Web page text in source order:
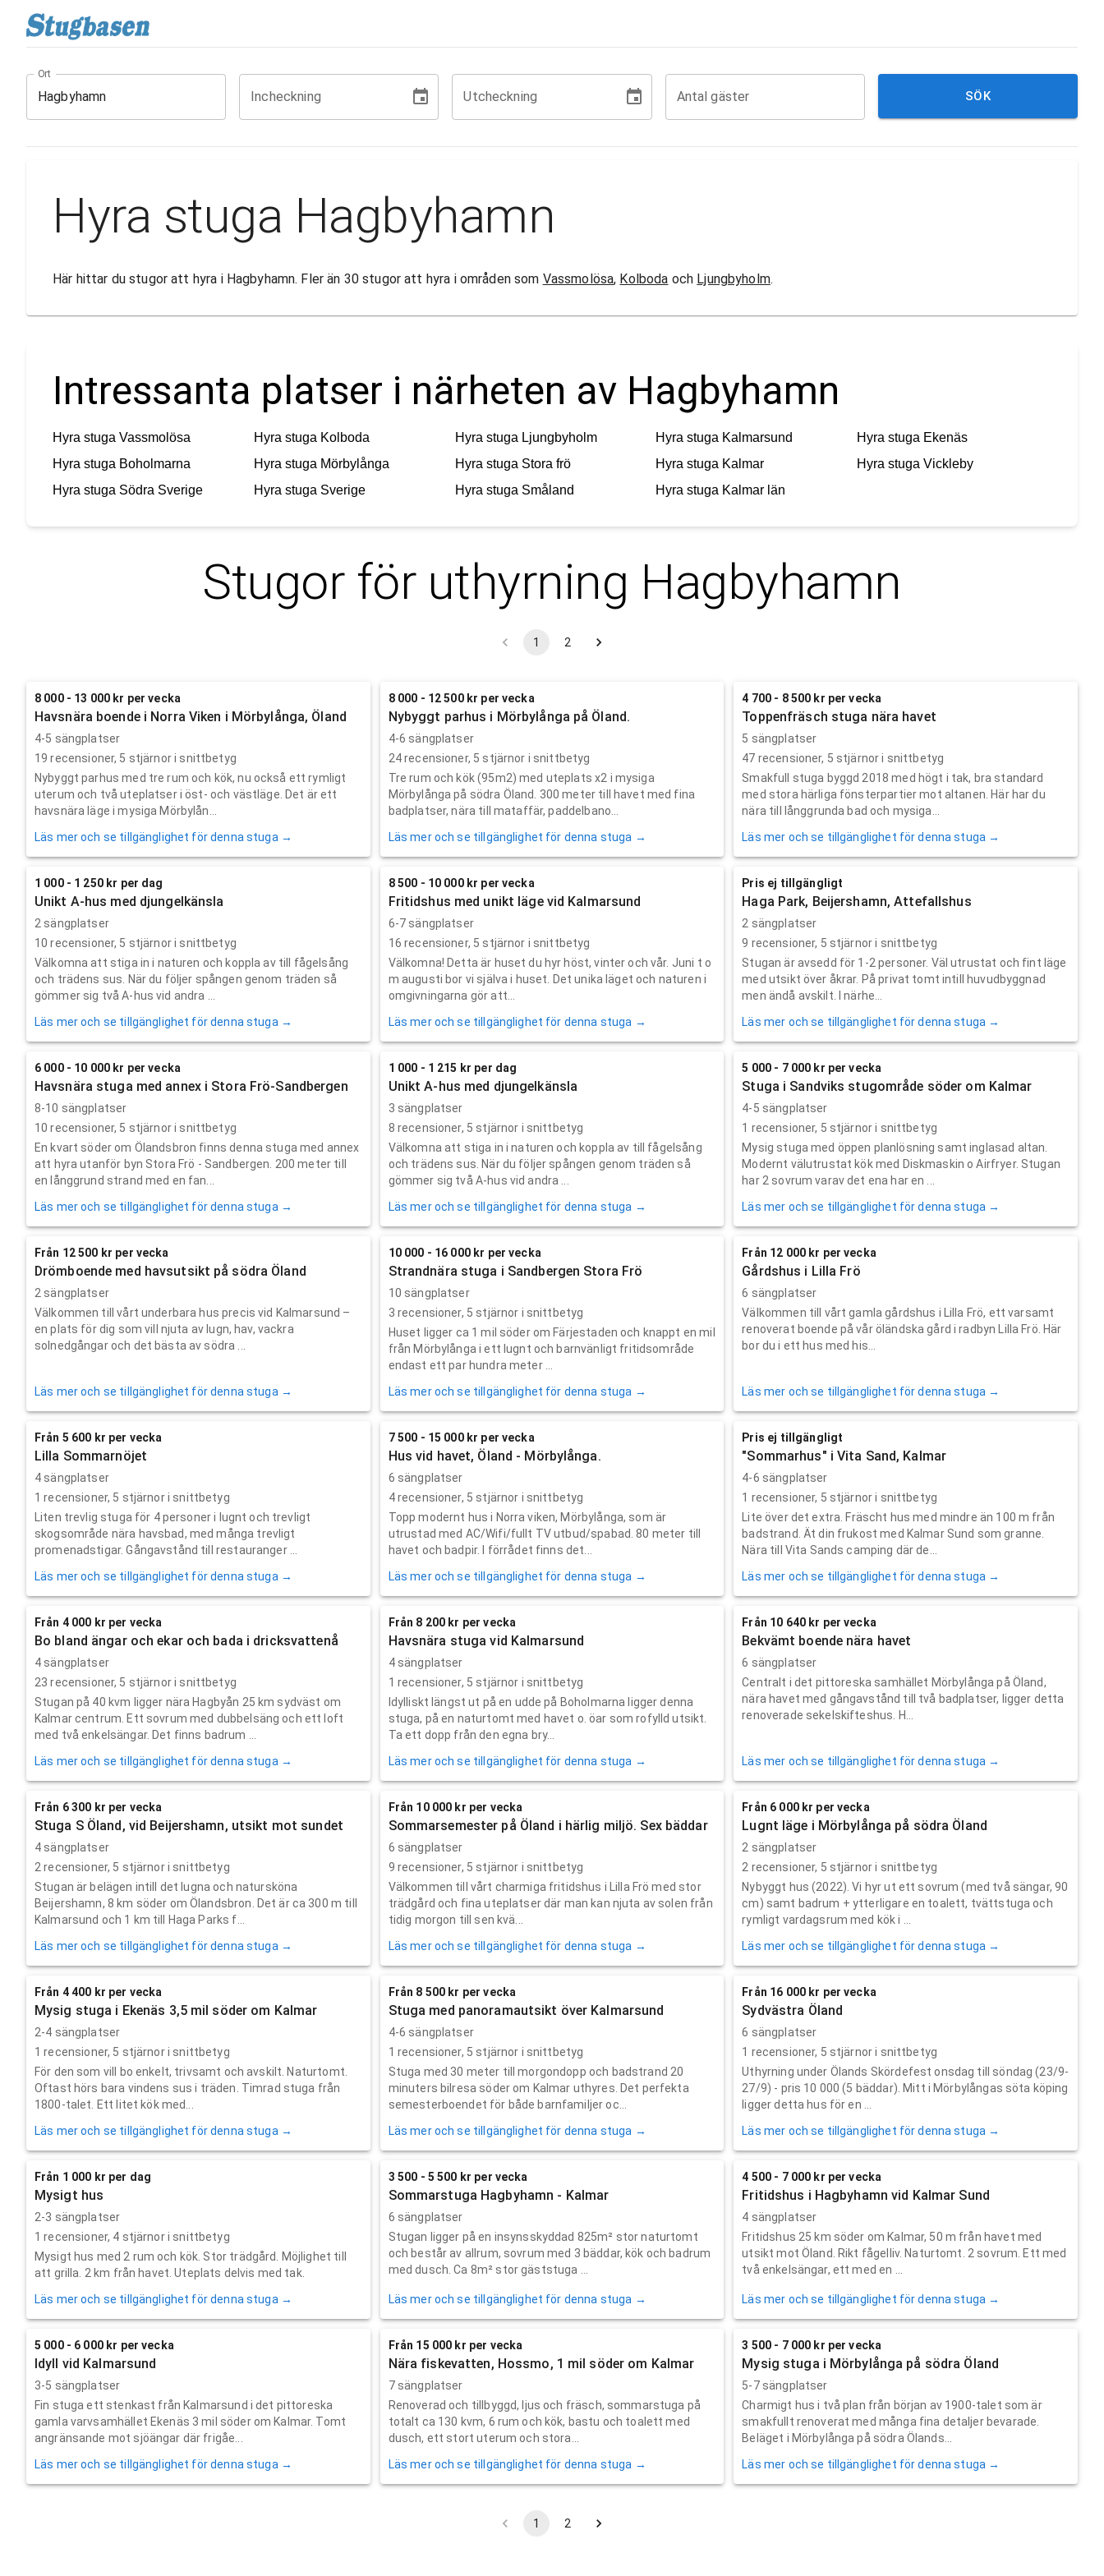
Ort
Incheckning Utcheckning Antal gäster SÖK
Hyra stuga Hagbyhamn
Här hittar du stugor att hyra i Hagbyhamn. Fler än 30 stugor att hyra i områden som Vassmolösa, Kolboda och Ljungbyholm.
Intressanta platser i närheten av Hagbyhamn
Hyra stuga Vassmolösa Hyra stuga Kolboda Hyra stuga Ljungbyholm Hyra stuga Kalmarsund Hyra stuga Ekenäs
Hyra stuga Boholmarna Hyra stuga Mörbylånga Hyra stuga Stora frö Hyra stuga Kalmar Hyra stuga Vickleby
Hyra stuga Södra Sverige Hyra stuga Sverige Hyra stuga Småland Hyra stuga Kalmar län
Stugor för uthyrning Hagbyhamn
1 2
8 000 - 13 000 kr per vecka
Havsnära boende i Norra Viken i Mörbylånga, Öland
4-5 sängplatser
19 recensioner, 5 stjärnor i snittbetyg
Nybyggt parhus med tre rum och kök, nu också ett rymligt
uterum och två uteplatser i öst- och västläge. Det är ett
havsnära läge i mysiga Mörbylån...
Läs mer och se tillgänglighet för denna stuga →
8 000 - 12 500 kr per vecka
Nybyggt parhus i Mörbylånga på Öland.
4-6 sängplatser
24recensioner, 5 stjärnor i snittbetyg
Tre rum och kök (95m2) med uteplats x2 i mysiga
Mörbylånga på södra Öland. 300 meter till havet med fina
badplatser, nära till mataffär, paddelbano...
Läs mer och se tillgänglighet för denna stuga →
4 700 - 8 500 kr per vecka
Toppenfräsch stuga nära havet
5 sängplatser
47 recensioner, 5 stjärnor i snittbetyg
Smakfull stuga byggd 2018 med högt i tak, bra standard
med stora härliga fönsterpartier mot altanen. Här har du
nära till långgrunda bad och mysiga...
Läs mer och se tillgänglighet för denna stuga →
1 000 - 1 250 kr per dag
Unikt A-hus med djungelkänsla
2 sängplatser
10 recensioner, 5 stjärnor i snittbetyg
Välkomna att stiga in i naturen och koppla av till fågelsång
och trädens sus. När du följer spången genom träden så
gömmer sig två A-hus vid andra ...
Läs mer och se tillgänglighet för denna stuga →
8 500 - 10 000 kr per vecka
Fritidshus med unikt läge vid Kalmarsund
6-7 sängplatser
16 recensioner, 5 stjärnor i snittbetyg
Välkomna! Detta är huset du hyr höst, vinter och vår. Juni t o
m augusti bor vi själva i huset. Det unika läget och naturen i
omgivningarna gör att...
Läs mer och se tillgänglighet för denna stuga →
Pris ej tillgängligt
Haga Park, Beijershamn, Attefallshus
2 sängplatser
9 recensioner, 5 stjärnor i snittbetyg
Stugan är avsedd för 1-2 personer. Väl utrustat och fint läge
med utsikt över åkrar. På privat tomt intill huvudbyggnad
men ändå avskilt. I närhe...
Läs mer och se tillgänglighet för denna stuga →
6 000 - 10 000 kr per vecka
Havsnära stuga med annex i Stora Frö-Sandbergen
8-10 sängplatser
10 recensioner, 5 stjärnor i snittbetyg
En kvart söder om Ölandsbron finns denna stuga med annex
att hyra utanför byn Stora Frö - Sandbergen. 200 meter till
en långgrund strand med en fan...
Läs mer och se tillgänglighet för denna stuga →
1 000 - 1 215 kr per dag
Unikt A-hus med djungelkänsla
3 sängplatser
8 recensioner, 5 stjärnor i snittbetyg
Välkomna att stiga in i naturen och koppla av till fågelsång
och trädens sus. När du följer spången genom träden så
gömmer sig två A-hus vid andra ...
Läs mer och se tillgänglighet för denna stuga →
5 000 - 7 000 kr per vecka
Stuga i Sandviks stugområde söder om Kalmar
4-5 sängplatser
1 recensioner, 5 stjärnor i snittbetyg
Mysig stuga med öppen planlösning samt inglasad altan.
Modernt välutrustat kök med Diskmaskin o Airfryer. Stugan
har 2 sovrum varav det ena har en ...
Läs mer och se tillgänglighet för denna stuga →
Från 12 500 kr per vecka
Drömboende med havsutsikt på södra Öland
2 sängplatser
Välkommen till vårt underbara hus precis vid Kalmarsund –
en plats för dig som vill njuta av lugn, hav, vackra
solnedgångar och det bästa av södra ...
Läs mer och se tillgänglighet för denna stuga →
10 000 - 16 000 kr per vecka
Strandnära stuga i Sandbergen Stora Frö
10 sängplatser
3 recensioner, 5 stjärnor i snittbetyg
Huset ligger ca 1 mil söder om Färjestaden och knappt en mil
från Mörbylånga i ett lugnt och barnvänligt fritidsområde
endast ett par hundra meter ...
Läs mer och se tillgänglighet för denna stuga →
Från 12 000 kr per vecka
Gårdshus i Lilla Frö
6 sängplatser
Välkommen till vårt gamla gårdshus i Lilla Frö, ett varsamt
renoverat boende på vår öländska gård i radbyn Lilla Frö. Här
bor du i ett hus med his...
Läs mer och se tillgänglighet för denna stuga →
Från 5 600 kr per vecka
Lilla Sommarnöjet
4 sängplatser
1 recensioner, 5 stjärnor i snittbetyg
Liten trevlig stuga för 4 personer i lugnt och trevligt
skogsområde nära havsbad, med många trevligt
promenadstigar. Gångavstånd till restauranger ...
Läs mer och se tillgänglighet för denna stuga →
7 500 - 15 000 kr per vecka
Hus vid havet, Öland - Mörbylånga.
6 sängplatser
4recensioner, 5 stjärnor i snittbetyg
Topp modernt hus i Norra viken, Mörbylånga, som är
utrustad med AC/Wifi/fullt TV utbud/spabad. 80 meter till
havet och badpir. I förrådet finns det...
Läs mer och se tillgänglighet för denna stuga →
Pris ej tillgängligt
"Sommarhus" i Vita Sand, Kalmar
4-6 sängplatser
1 recensioner, 5 stjärnor i snittbetyg
Lite över det extra. Fräscht hus med mindre än 100 m från
badstrand. Ät din frukost med Kalmar Sund som granne.
Nära till Vita Sands camping där de...
Läs mer och se tillgänglighet för denna stuga →
Från 4 000 kr per vecka
Bo bland ängar och ekar och bada i dricksvattenå
4 sängplatser
23 recensioner, 5 stjärnor i snittbetyg
Stugan på 40 kvm ligger nära Hagbyån 25 km sydväst om
Kalmar centrum. Ett sovrum med dubbelsäng och ett loft
med två enkelsängar. Det finns badrum ...
Läs mer och se tillgänglighet för denna stuga →
Från 8 200 kr per vecka
Havsnära stuga vid Kalmarsund
4 sängplatser
1 recensioner, 5 stjärnor i snittbetyg
Idylliskt längst ut på en udde på Boholmarna ligger denna
stuga, på en naturtomt med havet o. öar som rofylld utsikt.
Ta ett dopp från den egna bry...
Läs mer och se tillgänglighet för denna stuga →
Från 10 640 kr per vecka
Bekvämt boende nära havet
6 sängplatser
Centralt i det pittoreska samhället Mörbylånga på Öland,
nära havet med gångavstånd till två badplatser, ligger detta
renoverade sekelskifteshus. H...
Läs mer och se tillgänglighet för denna stuga →
Från 6 300 kr per vecka
Stuga S Öland, vid Beijershamn, utsikt mot sundet
4 sängplatser
2 recensioner, 5 stjärnor i snittbetyg
Stugan är belägen intill det lugna och natursköna
Beijershamn, 8 km söder om Ölandsbron. Det är ca 300 m till
Kalmarsund och 1 km till Haga Parks f...
Läs mer och se tillgänglighet för denna stuga →
Från 10 000 kr per vecka
Sommarsemester på Öland i härlig miljö. Sex bäddar
6 sängplatser
9 recensioner, 5 stjärnor i snittbetyg
Välkommen till vårt charmiga fritidshus i Lilla Frö med stor
trädgård och fina uteplatser där man kan njuta av solen från
tidig morgon till sen kvä...
Läs mer och se tillgänglighet för denna stuga →
Från 6 000 kr per vecka
Lugnt läge i Mörbylånga på södra Öland
2 sängplatser
2 recensioner, 5 stjärnor i snittbetyg
Nybyggt hus (2022). Vi hyr ut ett sovrum (med två sängar, 90
cm) samt badrum + ytterligare en toalett, tvättstuga och
rymligt vardagsrum med kök i ...
Läs mer och se tillgänglighet för denna stuga →
Från 4 400 kr per vecka
Mysig stuga i Ekenäs 3,5 mil söder om Kalmar
2-4 sängplatser
1 recensioner, 5 stjärnor i snittbetyg
För den som vill bo enkelt, trivsamt och avskilt. Naturtomt.
Oftast hörs bara vindens sus i träden. Timrad stuga från
1800-talet. Ett litet kök med...
Läs mer och se tillgänglighet för denna stuga →
Från 8 500 kr per vecka
Stuga med panoramautsikt över Kalmarsund
4-6 sängplatser
1 recensioner, 5 stjärnor i snittbetyg
Stuga med 30 meter till morgondopp och badstrand 20
minuters bilresa söder om Kalmar uthyres. Det perfekta
semesterboendet för både barnfamiljer oc...
Läs mer och se tillgänglighet för denna stuga →
Från 16 000 kr per vecka
Sydvästra Öland
6 sängplatser
1 recensioner, 5 stjärnor i snittbetyg
Uthyrning under Ölands Skördefest onsdag till söndag (23/9-
27/9) - pris 10 000 (5 bäddar). Mitt i Mörbylångas söta köping
ligger detta hus för en ...
Läs mer och se tillgänglighet för denna stuga →
Från 1 000 kr per dag
Mysigt hus
2-3 sängplatser
1 recensioner, 4 stjärnor i snittbetyg
Mysigt hus med 2 rum och kök. Stor trädgård. Möjlighet till
att grilla. 2 km från havet. Uteplats delvis med tak.
Läs mer och se tillgänglighet för denna stuga →
3 500 - 5 500 kr per vecka
Sommarstuga Hagbyhamn - Kalmar
6 sängplatser
Stugan ligger på en insynsskyddad 825m² stor naturtomt
och består av allrum, sovrum med 3 bäddar, kök och badrum
med dusch. Ca 8m² stor gäststuga ...
Läs mer och se tillgänglighet för denna stuga →
4 500 - 7 000 kr per vecka
Fritidshus i Hagbyhamn vid Kalmar Sund
4 sängplatser
Fritidshus 25 km söder om Kalmar, 50 m från havet med
utsikt mot Öland. Rikt fågelliv. Naturtomt. 2 sovrum. Ett med
två enkelsängar, ett med en ...
Läs mer och se tillgänglighet för denna stuga →
5 000 - 6 000 kr per vecka
Idyll vid Kalmarsund
3-5 sängplatser
Fin stuga ett stenkast från Kalmarsund i det pittoreska
gamla varvsamhället Ekenäs 3 mil söder om Kalmar. Tomt
angränsande mot sjöängar där frigåe...
Läs mer och se tillgänglighet för denna stuga →
Från 15 000 kr per vecka
Nära fiskevatten, Hossmo, 1 mil söder om Kalmar
7 sängplatser
Renoverad och tillbyggd, ljus och fräsch, sommarstuga på
totalt ca 130 kvm, 6 rum och kök, bastu och toalett med
dusch, ett stort uterum och stora...
Läs mer och se tillgänglighet för denna stuga →
3 500 - 7 000 kr per vecka
Mysig stuga i Mörbylånga på södra Öland
5-7 sängplatser
Charmigt hus i två plan från början av 1900-talet som är
smakfullt renoverat med många fina detaljer bevarade.
Beläget i Mörbylånga på södra Ölands...
Läs mer och se tillgänglighet för denna stuga →
1 2